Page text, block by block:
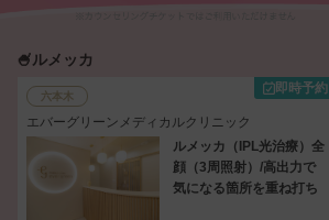
🍧ルメッカ
六本木
即時予約
エバーグリーンメディカルクリニック
ルメッカ（IPL光治療）全
顔（3周照射）/高出力で
気になる箇所を重ね打ち